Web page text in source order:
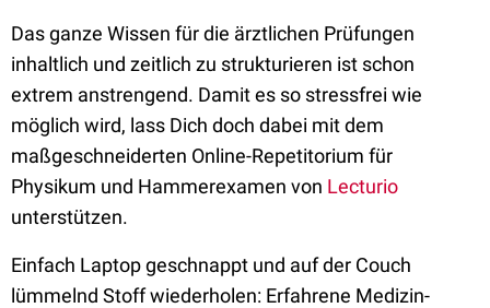
Das ganze Wissen für die ärztlichen Prüfungen
inhaltlich und zeitlich zu strukturieren ist schon
extrem anstrengend. Damit es so stressfrei wie
möglich wird, lass Dich doch dabei mit dem
maßgeschneiderten Online-Repetitorium für
Physikum und Hammerexamen von Lecturio
unterstützen.
Einfach Laptop geschnappt und auf der Couch
lümmelnd Stoff wiederholen: Erfahrene Medizin-